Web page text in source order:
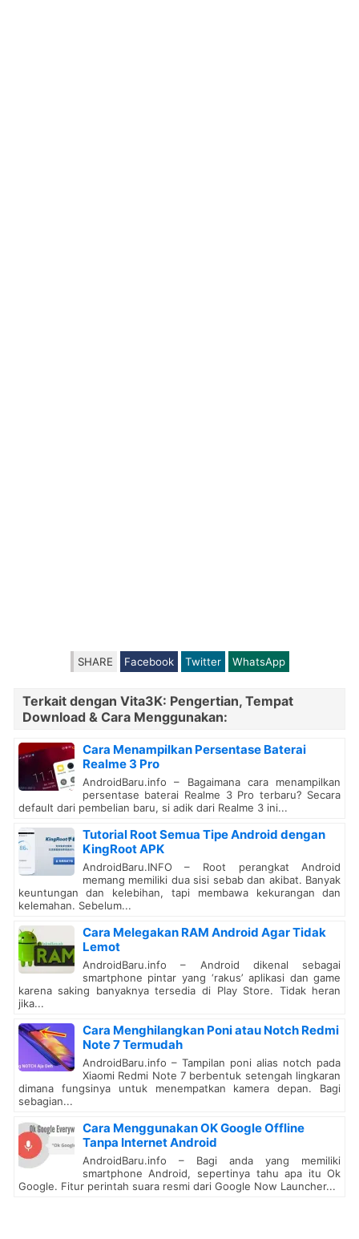
SHARE Facebook Twitter WhatsApp
Terkait dengan Vita3K: Pengertian, Tempat
Download & Cara Menggunakan:
Cara Menampilkan Persentase Baterai
Realme 3 Pro
AndroidBaru.info – Bagaimana cara menampilkan
persentase baterai Realme 3 Pro terbaru? Secara
default dari pembelian baru, si adik dari Realme 3 ini...
Tutorial Root Semua Tipe Android dengan
KingRoot APK
AndroidBaru.INFO – Root perangkat Android
memang memiliki dua sisi sebab dan akibat. Banyak
keuntungan dan kelebihan, tapi membawa kekurangan dan
kelemahan. Sebelum...
Cara Melegakan RAM Android Agar Tidak
Lemot
AndroidBaru.info – Android dikenal sebagai
smartphone pintar yang ‘rakus’ aplikasi dan game
karena saking banyaknya tersedia di Play Store. Tidak heran
jika...
Cara Menghilangkan Poni atau Notch Redmi
Note 7 Termudah
AndroidBaru.info – Tampilan poni alias notch pada
Xiaomi Redmi Note 7 berbentuk setengah lingkaran
dimana fungsinya untuk menempatkan kamera depan. Bagi
sebagian...
Cara Menggunakan OK Google Offline
Tanpa Internet Android
AndroidBaru.info – Bagi anda yang memiliki
smartphone Android, sepertinya tahu apa itu Ok
Google. Fitur perintah suara resmi dari Google Now Launcher...